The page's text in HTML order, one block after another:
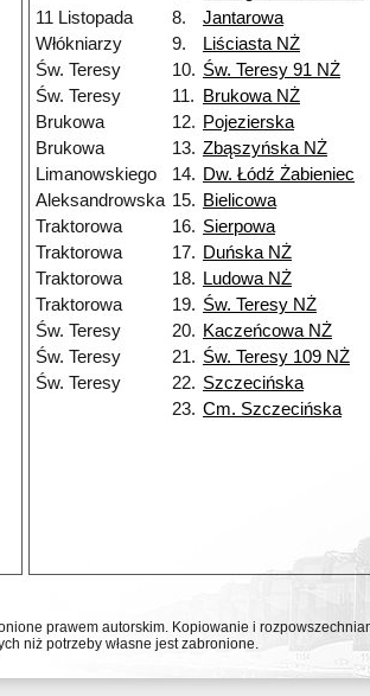
11 Listopada
8. Jantarowa
Włókniarzy
9. Liściasta NŻ
Św. Teresy
10. Św. Teresy 91 NŻ
Św. Teresy
11.
Brukowa NŻ
Brukowa
12. Pojezierska
Brukowa
13. Zbąszyńska NŻ
Limanowskiego
14. Dw. Łódź Żabieniec
Aleksandrowska 15. Bielicowa
Traktorowa
16. Sierpowa
Traktorowa
17. Duńska NŻ
Traktorowa
18. Ludowa NŻ
Traktorowa
19. Św. Teresy NŻ
Św. Teresy
20. Kaczeńcowa NŻ
Św. Teresy
21. Św. Teresy 109 NŻ
Św. Teresy
22. Szczecińska
23. Cm. Szczecińska
prawem autorskim. Kopiowanie i
niż potrzeby własne jest zabronione.